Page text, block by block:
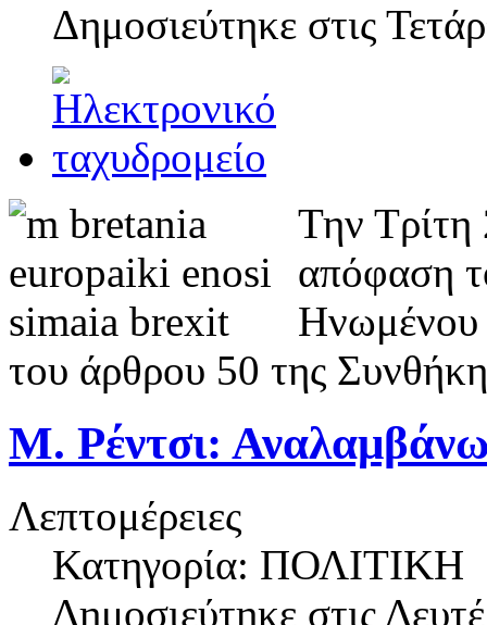
Δημοσιεύτηκε στις
Την Τρίτη
απόφαση
Ηνωμένου
του άρθρου 50 της
Μ. Ρέντσι:
Λεπτομέρειες
Κατηγορία: ΠΟΛΙΤΙΚΗ
Δημοσιεύτηκε στις